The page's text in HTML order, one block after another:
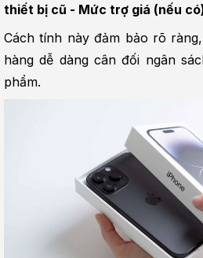
thiết bị cũ - Mức trợ giá (nếu
Cách tính này đảm bảo rõ
hàng dễ dàng cân đối ngân
phẩm.